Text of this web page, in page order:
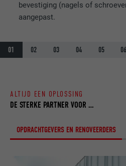
bevestiging (nagels of
aangepast.
01 02 03 04 05 06
DE STERKE PARTNER VOOR …
ALTIJD EEN OPLOSSING
OPDRACHTGEVERS EN RENOVEERDERS
AANBIEDER
VERVALTIJD
adverteerders.
NAAM fr